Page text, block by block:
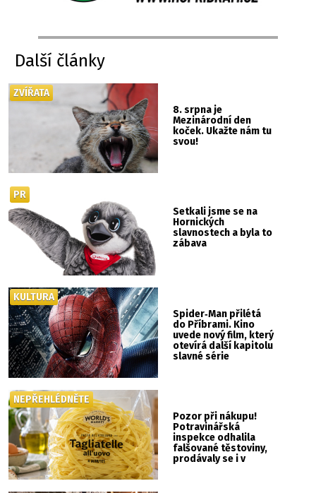
Další články
8. srpna je
Mezinárodní den
koček. Ukažte nám tu
svou!
ZVÍŘATA
Setkali jsme se na
Hornických
slavnostech a byla to
zábava
PR
Spider‑Man přilétá
do Příbrami. Kino
uvede nový film, který
otevírá další kapitolu
slavné série
KULTURA
Pozor při nákupu!
Potravinářská
inspekce odhalila
falšované těstoviny,
prodávaly se i v
NEPŘEHLÉDNĚTE